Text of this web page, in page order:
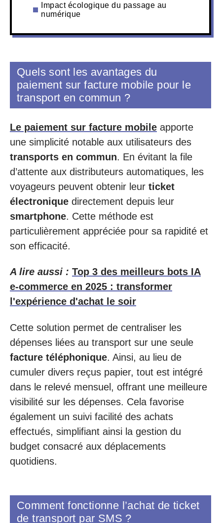
Impact écologique du passage au
numérique
Quels sont les avantages du
paiement sur facture mobile pour le
transport en commun ?
Le paiement sur facture mobile apporte
une simplicité notable aux utilisateurs des
transports en commun. En évitant la file
d’attente aux distributeurs automatiques, les
voyageurs peuvent obtenir leur ticket
électronique directement depuis leur
smartphone. Cette méthode est
particulièrement appréciée pour sa rapidité et
son efficacité.
A lire aussi : Top 3 des meilleurs bots IA
e-commerce en 2025 : transformer
l'expérience d'achat le soir
Cette solution permet de centraliser les
dépenses liées au transport sur une seule
facture téléphonique. Ainsi, au lieu de
cumuler divers reçus papier, tout est intégré
dans le relevé mensuel, offrant une meilleure
visibilité sur les dépenses. Cela favorise
également un suivi facilité des achats
effectués, simplifiant ainsi la gestion du
budget consacré aux déplacements
quotidiens.
Comment fonctionne l’achat de ticket
de transport par SMS ?